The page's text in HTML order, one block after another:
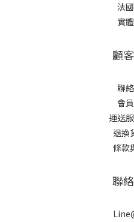
法
實
顧
聯
會
運送
退換
條款
聯